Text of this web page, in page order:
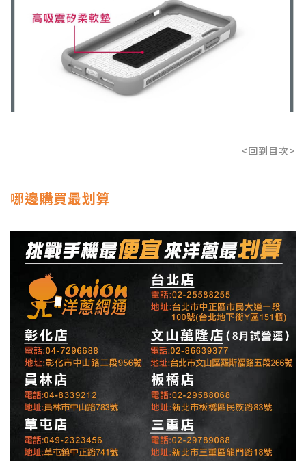
<回到目次>
哪邊購買最划算